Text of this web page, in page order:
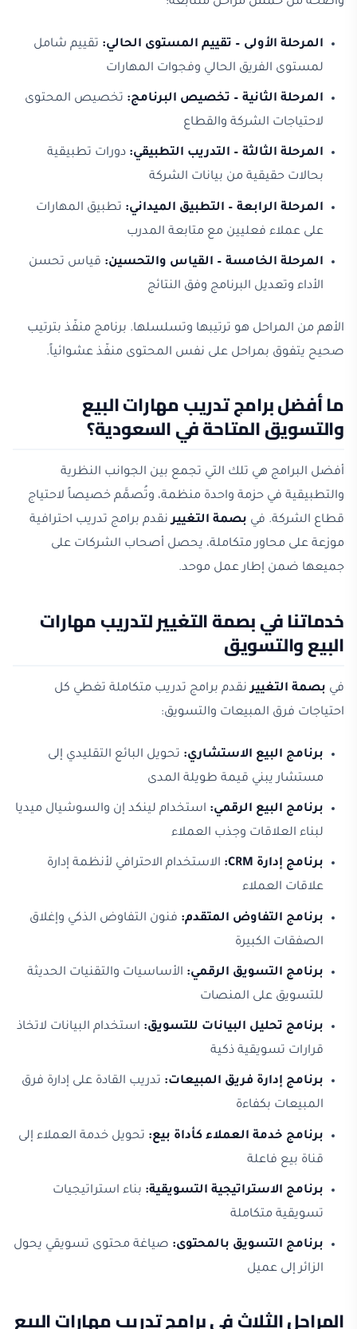
المرحلة الأولى – تقييم المستوى الحالي: تقييم شامل
لمستوى الفريق الحالي وفجوات المهارات
المرحلة الثانية – تخصيص البرنامج: تخصيص المحتوى
لاحتياجات الشركة والقطاع
المرحلة الثالثة – التدريب التطبيقي: دورات تطبيقية
بحالات حقيقية من بيانات الشركة
المرحلة الرابعة – التطبيق الميداني: تطبيق المهارات
على عملاء فعليين مع متابعة المدرب
المرحلة الخامسة – القياس والتحسين: قياس تحسن
الأداء وتعديل البرنامج وفق النتائج
الأهم من المراحل هو ترتيبها وتسلسلها. برنامج منفّذ بترتيب
صحيح يتفوق بمراحل على نفس المحتوى منفّذ عشوائياً.
ما أفضل برامج تدريب مهارات البيع
والتسويق المتاحة في السعودية؟
أفضل البرامج هي تلك التي تجمع بين الجوانب النظرية
والتطبيقية في حزمة واحدة منظمة، وتُصمَّم خصيصاً لاحتياج
قطاع الشركة. في بصمة التغييرنقدم برامج تدريب احترافية
موزعة على محاور متكاملة، يحصل أصحاب الشركات على
جميعها ضمن إطار عمل موحد.
خدماتنا في بصمة التغيير لتدريب مهارات
البيع والتسويق
في بصمة التغييرنقدم برامج تدريب متكاملة تغطي كل
احتياجات فرق المبيعات والتسويق:
برنامج البيع الاستشاري: تحويل البائع التقليدي إلى
مستشار يبني قيمة طويلة المدى
برنامج البيع الرقمي: استخدام لينكد إن والسوشيال ميديا
لبناء العلاقات وجذب العملاء
برنامج إدارة CRM:
الاستخدام الاحترافي لأنظمة إدارة
علاقات العملاء
برنامج التفاوض المتقدم: فنون التفاوض الذكي وإغلاق
الصفقات الكبيرة
برنامج التسويق الرقمي: الأساسيات والتقنيات الحديثة
للتسويق على المنصات
برنامج تحليل البيانات للتسويق: استخدام البيانات لاتخاذ
قرارات تسويقية ذكية
برنامج إدارة فريق المبيعات: تدريب القادة على إدارة فرق
المبيعات بكفاءة
برنامج خدمة العملاء كأداة بيع: تحويل خدمة العملاء إلى
قناة بيع فاعلة
برنامج الاستراتيجية التسويقية: بناء استراتيجيات
تسويقية متكاملة
برنامج التسويق بالمحتوى: صياغة محتوى تسويقي يحول
الزائر إلى عميل
المراحل الثلاث في برامج تدريب مهارات البيع